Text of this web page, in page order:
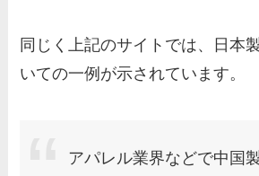
同じく上記のサイトでは、日本
いての一例が示されています。
アパレル業界などで中国